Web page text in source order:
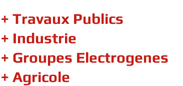
+ Travaux Publics
+ Industrie
+ Groupes Electrogenes
+ Agricole